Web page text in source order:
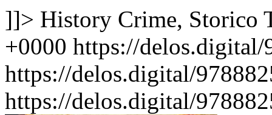
]]> History Crime, Storico
+0000 https://
https://delos.digital/
https://delos.digital/